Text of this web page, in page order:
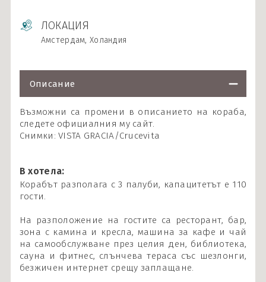
ЛОКАЦИЯ
Амстердам, Холандия
Описание
Възможни са промени в описанието на кораба,
следете официалния му сайт.
Снимки: VISTA GRACIA/Crucevita
В хотела:
Корабът разполага с 3 палуби, капацитетът е 110
гости.
На разположение на гостите са ресторант, бар,
зона с камина и кресла, машина за кафе и чай
на самообслужване през целия ден, библиотека,
сауна и фитнес, слънчева тераса със шезлонги,
безжичен интернет срещу заплащане.